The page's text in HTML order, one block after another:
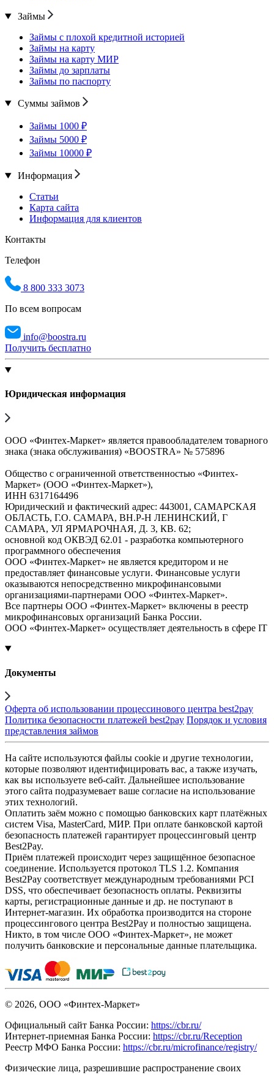
Займы
Займы с плохой кредитной историей
Займы на карту
Займы на карту МИР
Займы до зарплаты
Займы по паспорту
Суммы займов
Займы 1000 ₽
Займы 5000 ₽
Займы 10000 ₽
Информация
Статьи
Карта сайта
Информация для клиентов
Контакты
Телефон
8 800 333 3073
По всем вопросам
info@boostra.ru
Получить бесплатно
Юридическая информация
ООО «Финтех-Маркет» является правообладателем товарного
знака (знака обслуживания) «BOOSTRA» № 575896
Общество с ограниченной ответственностью «Финтех-
Маркет» (ООО «Финтех-Маркет»),
ИНН 6317164496
Юридический и фактический адрес: 443001, САМАРСКАЯ
ОБЛАСТЬ, Г.О. САМАРА, ВН.Р-Н ЛЕНИНСКИЙ, Г
САМАРА, УЛ ЯРМАРОЧНАЯ, Д. 3, КВ. 62;
основной код ОКВЭД 62.01 - разработка компьютерного
программного обеспечения
ООО «Финтех-Маркет» не является кредитором и не
предоставляет финансовые услуги. Финансовые услуги
оказываются непосредственно микрофинансовыми
организациями-партнерами ООО «Финтех-Маркет».
Все партнеры ООО «Финтех-Маркет» включены в реестр
микрофинансовых организаций Банка России.
ООО «Финтех-Маркет» осуществляет деятельность в сфере IT
Документы
Оферта об использовании процессинового центра best2pay
Политика безопасности платежей best2pay Порядок и условия
представления займов
На сайте используются файлы cookie и другие технологии,
которые позволяют идентифицировать вас, а также изучать,
как вы используете веб-сайт. Дальнейшее использование
этого сайта подразумевает ваше согласие на использование
этих технологий.
Оплатить заём можно с помощью банковских карт платёжных
систем Visa, MasterCard, МИР. При оплате банковской картой
безопасность платежей гарантирует процессинговый центр
Best2Pay.
Приём платежей происходит через защищённое безопасное
соединение. Используется протокол TLS 1.2. Компания
Best2Pay соответствует международным требованиями PCI
DSS, что обеспечивает безопасность оплаты. Реквизиты
карты, регистрационные данные и др. не поступают в
Интернет-магазин. Их обработка производится на стороне
процессингового центра Best2Pay и полностью защищена.
Никто, в том числе ООО «Финтех-Маркет», не может
получить банковские и персональные данные плательщика.
© 2026, ООО «Финтех-Маркет»
Официальный сайт Банка России: https://cbr.ru/
Интернет-приемная Банка России: https://cbr.ru/Reception
Реестр МФО Банка России: https://cbr.ru/microfinance/registry/
Физические лица, разрешившие распространение своих